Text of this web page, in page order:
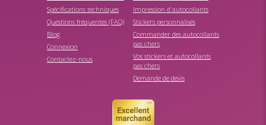
Spécifications techniques
Questions fréquentes (FAQ)
Blog
Connexion
Contactez-nous
Impression d'autocollants
Stickers personnalisés
Commander des autocollants
pas chers
Vos stickers et autocollants
pas chers
Demande de devis